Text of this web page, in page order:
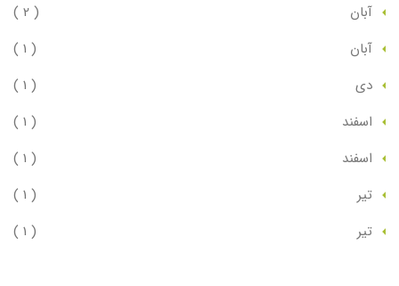
آبان
( 2 )
آبان
( 1 )
دي
( 1 )
اسفند
( 1 )
اسفند
( 1 )
تير
( 1 )
تير
( 1 )